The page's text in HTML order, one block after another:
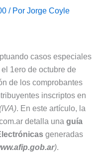
/ Por Jorge Coyle
casos especiales
1ero de octubre de
de los comprobantes
inscriptos en
. En este artículo, la
detalla una guía
generadas
).